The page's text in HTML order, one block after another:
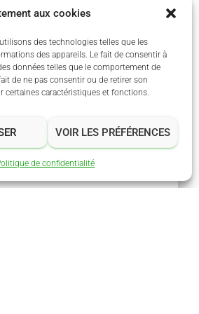
aux cookies
des technologies telles que les
des appareils. Le fait de consentir à
données telles que le comportement de
de ne pas consentir ou de retirer son
caractéristiques et fonctions.
VOIR LES PRÉFÉRENCES
de confidentialité